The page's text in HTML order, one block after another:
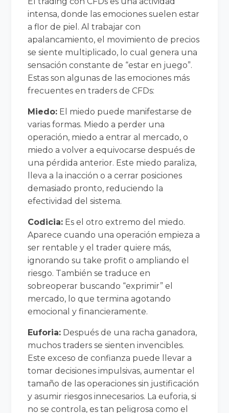
intensa, donde las emociones suelen estar
a flor de piel. Al trabajar con
apalancamiento, el movimiento de precios
se siente multiplicado, lo cual genera una
sensación constante de “estar en juego”.
Estas son algunas de las emociones más
frecuentes en traders de CFDs:
Miedo: El miedo puede manifestarse de
varias formas. Miedo a perder una
operación, miedo a entrar al mercado, o
miedo a volver a equivocarse después de
una pérdida anterior. Este miedo paraliza,
lleva a la inacción o a cerrar posiciones
demasiado pronto, reduciendo la
efectividad del sistema.
Codicia: Es el otro extremo del miedo.
Aparece cuando una operación empieza a
ser rentable y el trader quiere más,
ignorando su take profit o ampliando el
riesgo. También se traduce en
sobreoperar buscando “exprimir” el
mercado, lo que termina agotando
emocional y financieramente.
Euforia: Después de una racha ganadora,
muchos traders se sienten invencibles.
Este exceso de confianza puede llevar a
tomar decisiones impulsivas, aumentar el
tamaño de las operaciones sin justificación
y asumir riesgos innecesarios. La euforia, si
no se controla, es tan peligrosa como el